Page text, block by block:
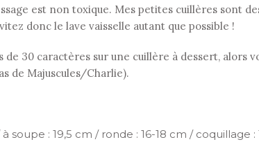
est non toxique. Mes petites cuillères sont
donc le lave vaisselle autant que possible !
de 30 caractères sur une cuillère à dessert,
de Majuscules/Charlie).
soupe : 19,5 cm / ronde : 16-18 cm / coquillage :